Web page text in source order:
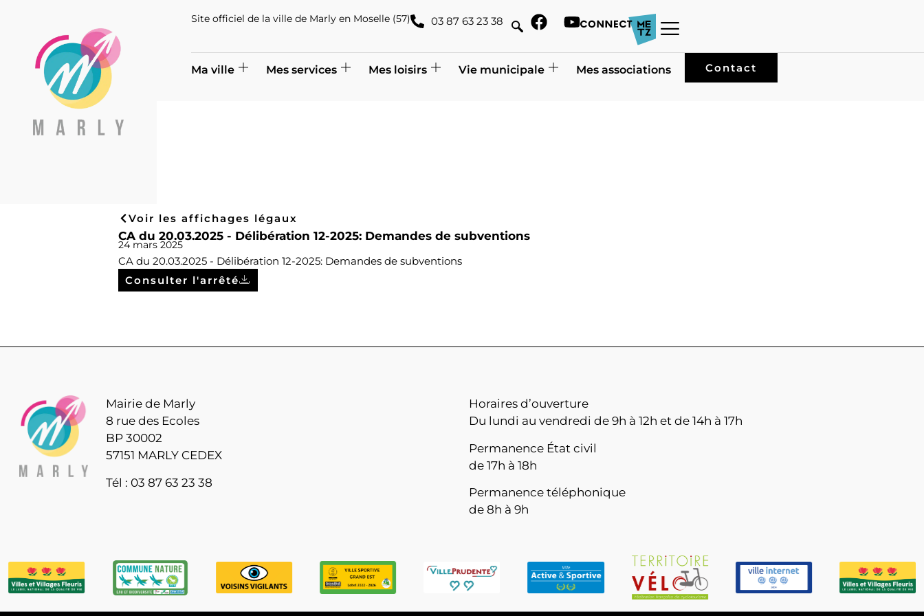
Site officiel de la ville de Marly en Moselle (57) 03 87 63 23 38
Ma ville Mes services Mes loisirs Vie municipale Mes associations Contact
Voir les affichages légaux
CA du 20.03.2025 - Délibération 12-2025: Demandes de subventions
24 mars 2025
CA du 20.03.2025 - Délibération 12-2025: Demandes de subventions
Consulter l'arrêté
Mairie de Marly
8 rue des Ecoles
BP 30002
57151 MARLY CEDEX
Tél : 03 87 63 23 38
Horaires d’ouverture
Du lundi au vendredi de 9h à 12h et de 14h à 17h
Permanence État civil
de 17h à 18h
Permanence téléphonique
de 8h à 9h